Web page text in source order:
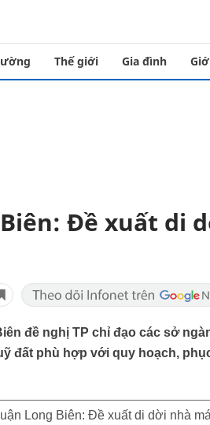
Thế giới Gia đình
Đề xuất di
đề nghị TP chỉ đạo các sở
đất phù hợp với quy hoạch,